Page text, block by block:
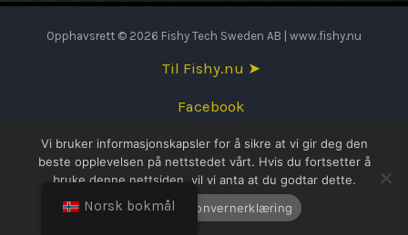
Opphavsrett © 2026 Fishy Tech Sweden AB | www.fishy.nu
Til Fishy.nu ➤
Facebook
English
Svenska
Norsk bokmål
Vi bruker informasjonskapsler for å sikre at vi gir deg den
beste opplevelsen på nettstedet vårt. Hvis du fortsetter å
bruke denne nettsiden, vil vi anta at du godtar dette.
OK
Personvernerklæring